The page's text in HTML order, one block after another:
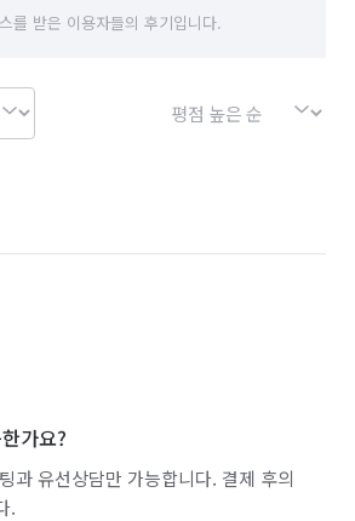
기 오산시 경기 용인시 기흥구
기 의정부시
를 받은 이용자들의 후기입니다.
가요?
과 유선상담만 가능합니다. 결제 후의
.